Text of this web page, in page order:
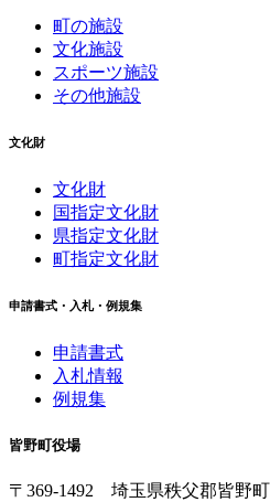
町の施設
文化施設
スポーツ施設
その他施設
文化財
文化財
国指定文化財
県指定文化財
町指定文化財
申請書式・入札・例規集
申請書式
入札情報
例規集
皆野町役場
〒369-1492 埼玉県秩父郡皆野町